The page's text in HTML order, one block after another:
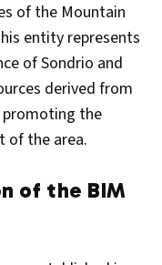
of the Mountain
entity represents
of Sondrio and
derived from
promoting the
of the area.
of the BIM